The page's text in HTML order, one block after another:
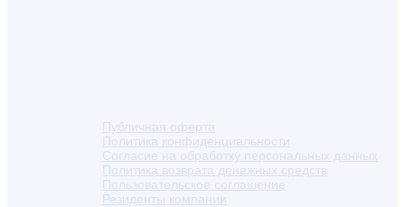
Публичная оферта
Политика конфиденциальности
Согласие на обработку персональных данных
Политика возврата денежных средств
Пользовательское соглашение
Резиденты компании